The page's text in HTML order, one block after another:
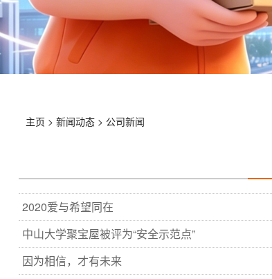
主页 > 新闻动态 > 公司新闻
2020爱与希望同在
中山大学聚宝屋被评为“安全示范点”
因为相信，才有未来